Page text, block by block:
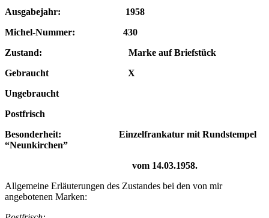
Ausgabejahr: 1958
Michel-Nummer: 430
Zustand: Marke auf Briefstück
Gebraucht X
Ungebraucht
Postfrisch
Besonderheit: Einzelfrankatur mit Rundstempel
“Neunkirchen”
vom 14.03.1958.
Allgemeine Erläuterungen des Zustandes bei den von mir
angebotenen Marken: